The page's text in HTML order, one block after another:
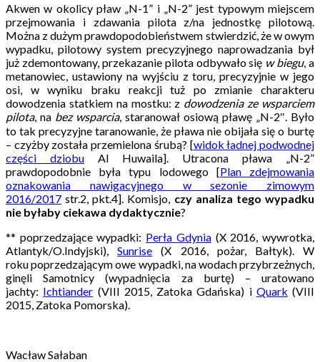
Akwen w okolicy pław „N-1” i „N-2” jest typowym miejscem
przejmowania i zdawania pilota z/na jednostkę pilotową.
Można z dużym prawdopodobieństwem stwierdzić, że w owym
wypadku, pilotowy system precyzyjnego naprowadzania był
już zdemontowany, przekazanie pilota odbywało się w biegu, a
metanowiec, ustawiony na wyjściu z toru, precyzyjnie w jego
osi, w wyniku braku reakcji tuż po zmianie charakteru
dowodzenia statkiem na mostku: z dowodzenia ze wsparciem
pilota, na bez wsparcia, staranował osiową pławę „N-2″. Było
to tak precyzyjne taranowanie, że pława nie obijała się o burtę
– czyżby została przemielona śrubą? [widok ładnej podwodnej
części dziobu
Al Huwaila]. Utracona pława „N-2”
prawdopodobnie była typu lodowego [Plan zdejmowania
oznakowania nawigacyjnego w sezonie zimowym
2016/2017 str.2, pkt.4]. Komisjo, czy analiza tego wypadku
nie byłaby ciekawa dydaktycznie?
** poprzedzające wypadki: Perła Gdynia(X 2016, wywrotka,
Atlantyk/O.Indyjski),Sunrise (X 2016, pożar, Bałtyk). W
roku poprzedzającym owe wypadki, na wodach przybrzeżnych,
ginęli Samotnicy (wypadnięcia za burtę) – uratowano
jachty: Ichtiander (VIII 2015, Zatoka Gdańska) i Quark (VIII
2015, Zatoka Pomorska).
Wacław Sałaban